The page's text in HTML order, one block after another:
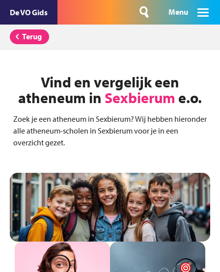
De VO Gids Menu
Terug
Vind en vergelijk een
atheneum in Sexbierum e.o.
Zoek je een atheneum in Sexbierum? Wij hebben hieronder
alle atheneum-scholen in Sexbierum voor je in een
overzicht gezet.